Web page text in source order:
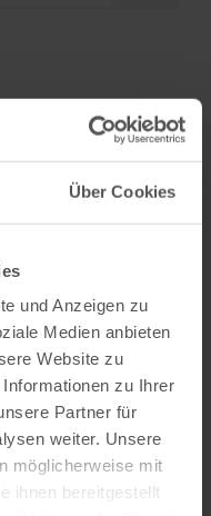
Über Cookies
und Anzeigen zu
Medien anbieten
Website zu
zu Ihrer
Partner für
weiter. Unsere
möglicherweise mit
ihnen bereitgestellt
(Quelle: